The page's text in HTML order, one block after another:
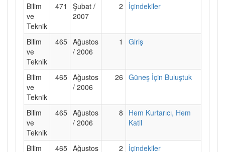
Bilim
ve
Teknik
471
Şubat /
2007
2 İçindekiler
Bilim
ve
Teknik
465 Ağustos
/ 2006
1 Giriş
Bilim
ve
Teknik
465 Ağustos
/ 2006
26 Güneş İçin Buluştuk
Bilim
ve
Teknik
465 Ağustos
/ 2006
8
Hem Kurtarıcı, Hem
Katil
Bilim 465 Ağustos 2 İçindekiler